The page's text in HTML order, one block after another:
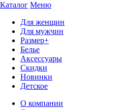
Каталог Меню
Для женщин
Для мужчин
Размер+
Белье
Аксессуары
Скидки
Новинки
Детское
О компании